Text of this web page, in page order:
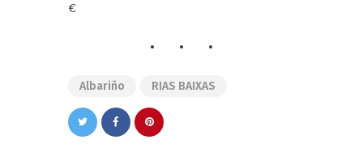
€
Albariño RIAS BAIXAS